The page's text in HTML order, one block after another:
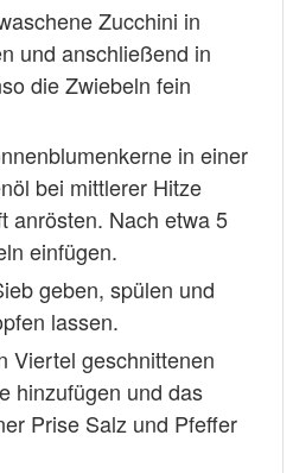
Zucchini in
und anschließend in
die Zwiebeln fein
in einer
bei mittlerer Hitze
anrösten. Nach etwa 5
einfügen.
geben, spülen und
lassen.
Viertel geschnittenen
hinzufügen und das
Prise Salz und Pfeffer